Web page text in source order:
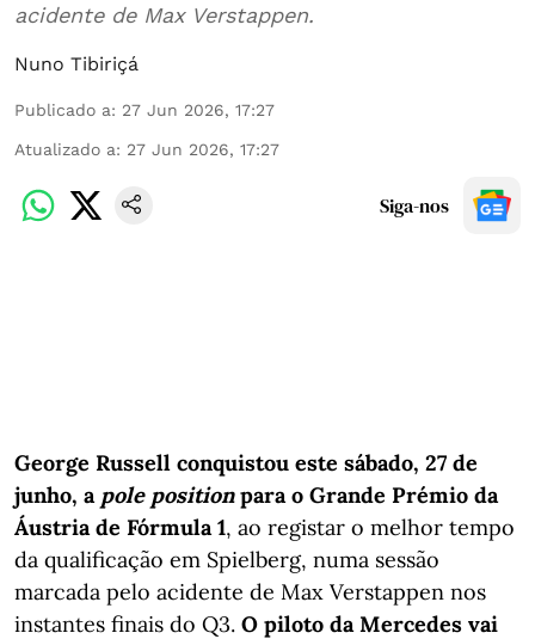
acidente de Max Verstappen.
Nuno Tibiriçá
Publicado a: 27 Jun 2026, 17:27
Atualizado a: 27 Jun 2026, 17:27
Siga-nos
George Russell conquistou este sábado, 27 de
junho, a pole positionpara o Grande Prémio da
Áustria de Fórmula 1, ao registar o melhor tempo
da qualificação em Spielberg, numa sessão
marcada pelo acidente de Max Verstappen nos
instantes finais do Q3. O piloto da Mercedes vai